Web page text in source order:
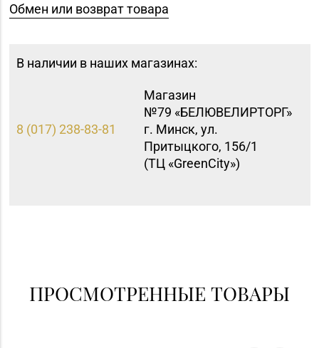
Обмен или возврат товара
В наличии в наших магазинах:
8 (017) 238-83-81
Магазин
№79 «БЕЛЮВЕЛИРТОРГ»
г. Минск, ул.
Притыцкого, 156/1
(ТЦ «GreenCitу»)
ПРОСМОТРЕННЫЕ ТОВАРЫ